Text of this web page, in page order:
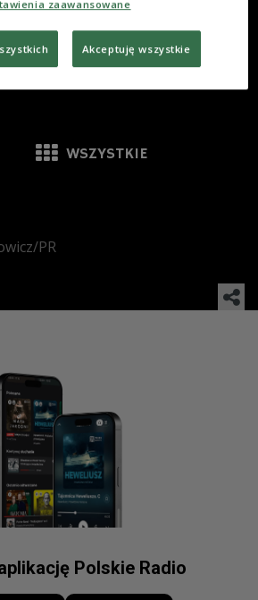
WSZYSTKIE
PR
Polskie Radio
zaawansowane
Akceptuję wszystkie